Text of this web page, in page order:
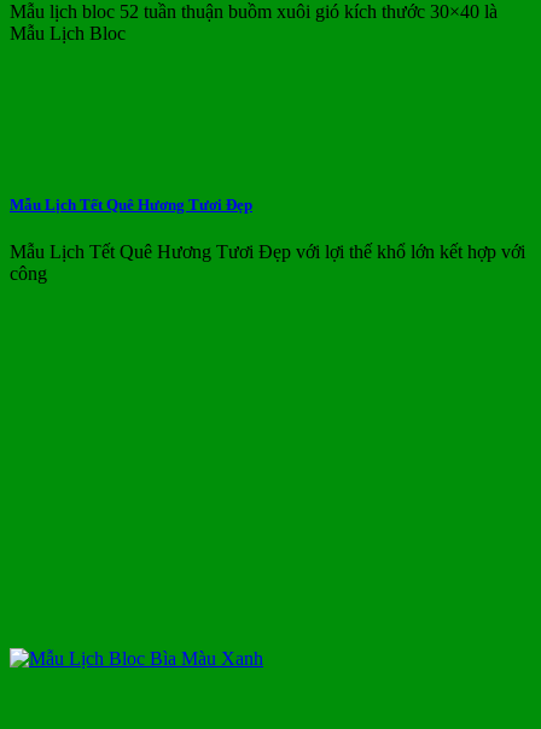
Mẫu lịch bloc 52 tuần thuận buồm xuôi gió kích thước 30×40 là
Mẫu Lịch Bloc
Mẫu Lịch Tết Quê Hương Tươi Đẹp
Mẫu Lịch Tết Quê Hương Tươi Đẹp với lợi thế khổ lớn kết hợp với
công